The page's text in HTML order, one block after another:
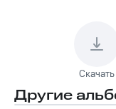
Скачать
Другие